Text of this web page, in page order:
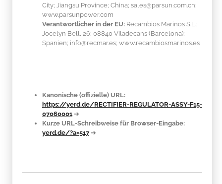
City; Jiangsu Province; China; sales@parsun.com.cn;
www.parsunpower.com
Verantwortlicher in der EU: Recambios Marinos S.L.;
Jocelyn Bell, 26; 08840 Viladecans (Barcelona);
Spanien; info@recmar.es; www.recambiosmarinos.es
Kanonische (offizielle) URL:
https://yerd.de/RECTIFIER-REGULATOR-ASSY-F15-
07060001 ➔
Kurze URL-Schreibweise für Browser-Eingabe:
yerd.de/?a=517 ➔